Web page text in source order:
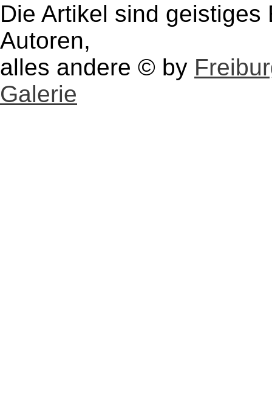
Die Artikel sind
Autoren,
alles andere © by
Galerie